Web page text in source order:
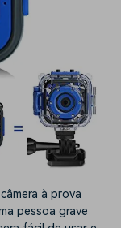
à prova
pessoa grave